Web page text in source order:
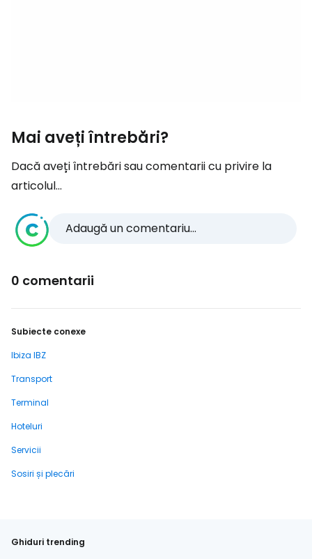
Mai aveți întrebări?
Dacă aveți întrebări sau comentarii cu privire la
articolul...
Adaugă un comentariu...
0 comentarii
Subiecte conexe
Ibiza IBZ
Transport
Terminal
Hoteluri
Servicii
Sosiri și plecări
Ghiduri trending